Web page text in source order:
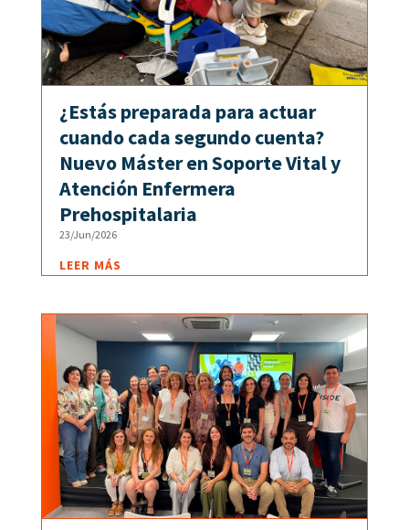
¿Estás preparada para actuar
cuando cada segundo cuenta?
Nuevo Máster en Soporte Vital y
Atención Enfermera
Prehospitalaria
23/Jun/2026
LEER MÁS